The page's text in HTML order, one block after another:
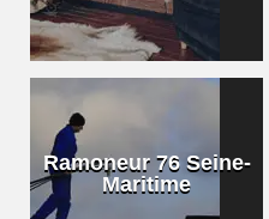
Ramoneur 76 Seine-
Maritime